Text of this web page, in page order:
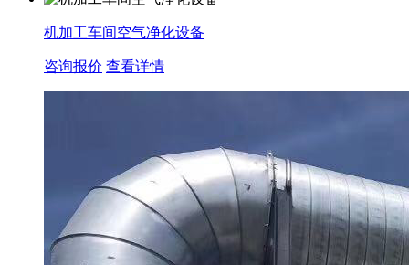
机加工车间空气净化设备
咨询报价 查看详情